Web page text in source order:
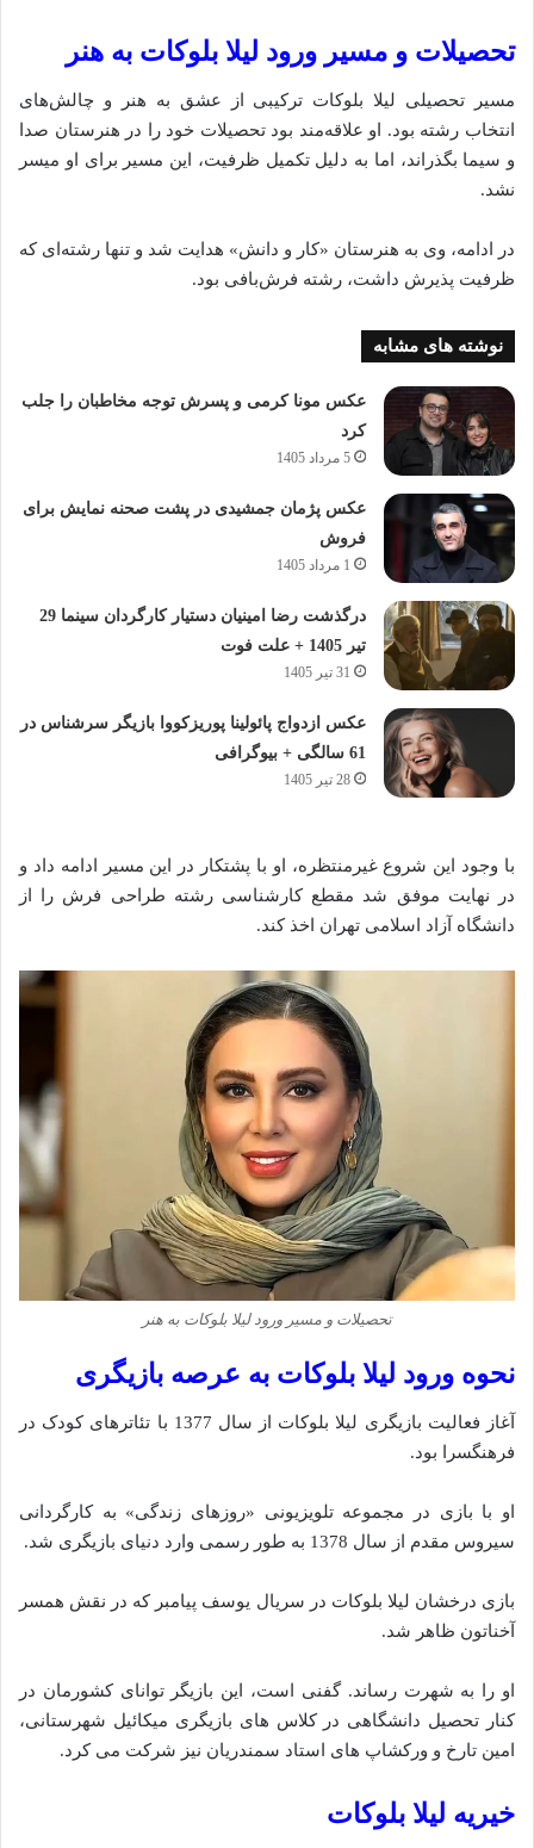
تحصیلات و مسیر ورود لیلا بلوکات به هنر
مسیر تحصیلی لیلا بلوکات ترکیبی از عشق به هنر و چالش‌های
انتخاب رشته بود. او علاقه‌مند بود تحصیلات خود را در هنرستان صدا
و سیما بگذراند، اما به دلیل تکمیل ظرفیت، این مسیر برای او میسر
نشد.
در ادامه، وی به هنرستان «کار و دانش» هدایت شد و تنها رشته‌ای که
ظرفیت پذیرش داشت، رشته فرش‌بافی بود.
نوشته های مشابه
عکس مونا کرمی و پسرش توجه مخاطبان را جلب
کرد
5 مرداد 1405
عکس پژمان جمشیدی در پشت صحنه نمایش برای
فروش
1 مرداد 1405
درگذشت رضا امینیان دستیار کارگردان سینما 29
تیر 1405 + علت فوت
31 تیر 1405
عکس ازدواج پائولینا پوریزکووا بازیگر سرشناس در
61 سالگی + بیوگرافی
28 تیر 1405
با وجود این شروع غیرمنتظره، او با پشتکار در این مسیر ادامه داد و
در نهایت موفق شد مقطع کارشناسی رشته طراحی فرش را از
دانشگاه آزاد اسلامی تهران اخذ کند.
تحصیلات و مسیر ورود لیلا بلوکات به هنر
نحوه ورود لیلا بلوکات به عرصه بازیگری
آغاز فعالیت بازیگری لیلا بلوکات از سال 1377 با تئاترهای کودک در
فرهنگسرا بود.
او با بازی در مجموعه تلویزیونی «روزهای زندگی» به کارگردانی
سیروس مقدم از سال 1378 به طور رسمی وارد دنیای بازیگری شد.
بازی درخشان لیلا بلوکات در سریال یوسف پیامبر که در نقش همسر
آخناتون ظاهر شد.
او را به شهرت رساند. گفنی است، این بازیگر توانای کشورمان در
کنار تحصیل دانشگاهی در کلاس های بازیگری میکائیل شهرستانی،
امین تارخ و ورکشاپ های استاد سمندریان نیز شرکت می کرد.
خیریه لیلا بلوکات